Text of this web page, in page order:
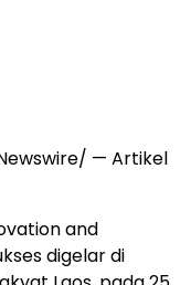
— Artikel
and
digelar di